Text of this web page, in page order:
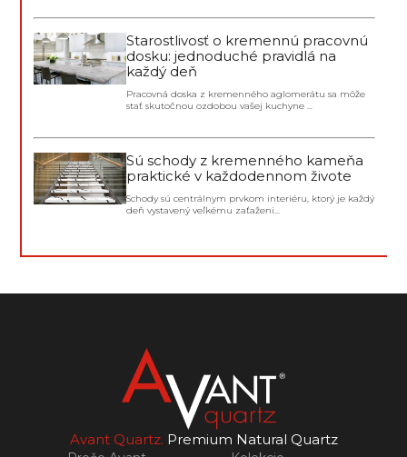
Starostlivosť o kremennú pracovnú
dosku: jednoduché pravidlá na
každý deň
Pracovná doska z kremenného aglomerátu sa môže
stať skutočnou ozdobou vašej kuchyne ...
Sú schody z kremenného kameňa
praktické v každodennom živote
Schody sú centrálnym prvkom interiéru, ktorý je každý
deň vystavený veľkému zaťaženi...
Avant Quartz. Premium Natural Quartz